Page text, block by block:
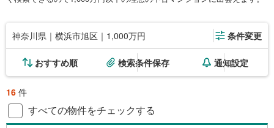
神奈川県｜横浜市旭区｜1,000万円 条件変更
おすすめ順 検索条件保存 通知設定
16 件
すべての物件をチェックする